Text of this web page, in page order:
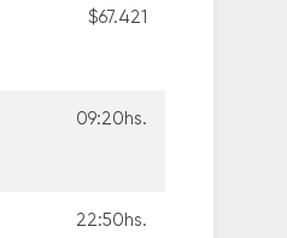
$67.421
09:20hs.
22:50hs.